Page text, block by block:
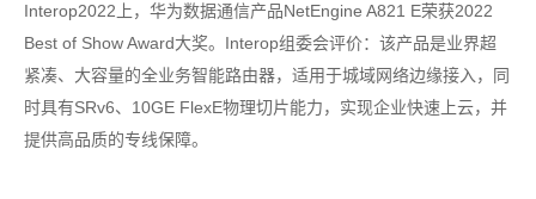
Interop2022上，华为数据通信产品NetEngine A821 E荣获2022
Best of Show Award大奖。Interop组委会评价：该产品是业界超
紧凑、大容量的全业务智能路由器，适用于城域网络边缘接入，同
时具有SRv6、10GE FlexE物理切片能力，实现企业快速上云，并
提供高品质的专线保障。